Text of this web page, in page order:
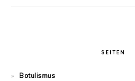
SEITEN
Botulismus